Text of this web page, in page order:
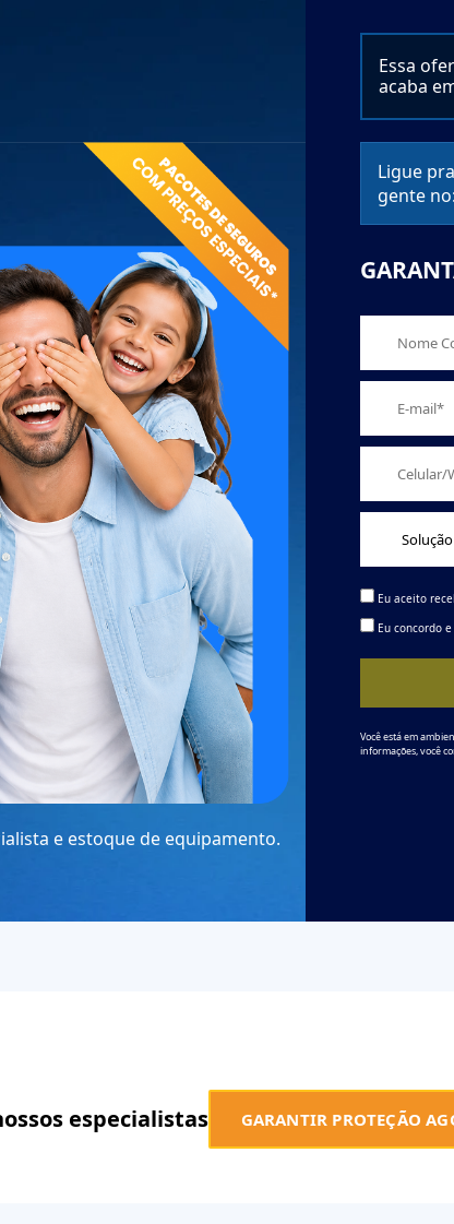
e estoque de equipamento.
Essa
acaba
Ligue pra
gente no:
Eu aceito
Eu concordo
Você está em
informações, você
especialistas GARANTIR PROTEÇÃO